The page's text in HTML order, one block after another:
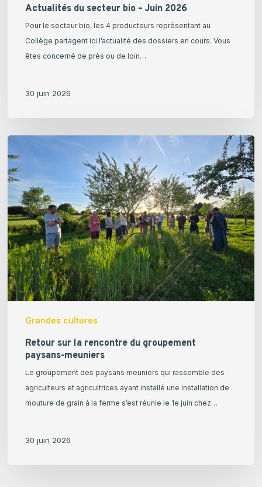
Actualités du secteur bio – Juin 2026
Pour le secteur bio, les 4 producteurs représentant au
Collège partagent ici l’actualité des dossiers en cours. Vous
êtes concerné de près ou de loin…
30 juin 2026
Grandes cultures
Retour
sur
la
rencontre
du
groupement
paysans-
meuniers
Retour sur la rencontre du groupement
paysans-meuniers
Le groupement des paysans meuniers qui rassemble des
agriculteurs et agricultrices ayant installé une installation de
mouture de grain à la ferme s’est réunie le 1e juin chez…
30 juin 2026